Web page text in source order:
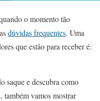
o momento tão
dúvidas frequentes. Uma
que estão para receber é:
saque e descubra como
vamos mostrar